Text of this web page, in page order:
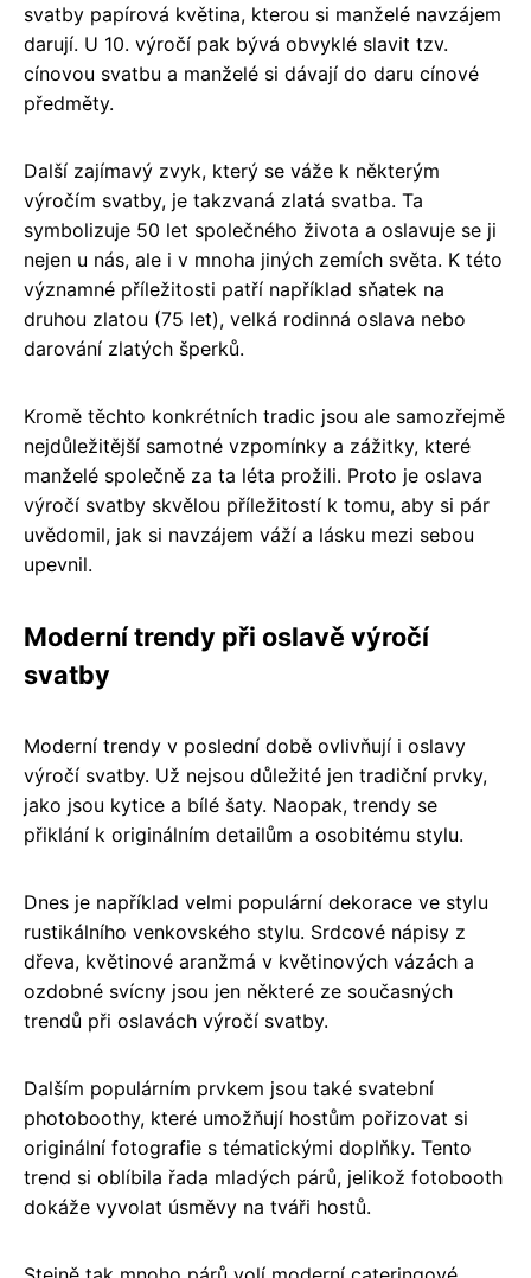
svatby papírová květina, kterou si manželé navzájem
darují. U 10. výročí pak bývá obvyklé slavit tzv.
cínovou svatbu a manželé si dávají do daru cínové
předměty.
Další zajímavý zvyk, který se váže k některým
výročím svatby, je takzvaná zlatá svatba. Ta
symbolizuje 50 let společného života a oslavuje se ji
nejen u nás, ale i v mnoha jiných zemích světa. K této
významné příležitosti patří například sňatek na
druhou zlatou (75 let), velká rodinná oslava nebo
darování zlatých šperků.
Kromě těchto konkrétních tradic jsou ale samozřejmě
nejdůležitější samotné vzpomínky a zážitky, které
manželé společně za ta léta prožili. Proto je oslava
výročí svatby skvělou příležitostí k tomu, aby si pár
uvědomil, jak si navzájem váží a lásku mezi sebou
upevnil.
Moderní trendy při oslavě výročí
svatby
Moderní trendy v poslední době ovlivňují i oslavy
výročí svatby. Už nejsou důležité jen tradiční prvky,
jako jsou kytice a bílé šaty. Naopak, trendy se
přiklání k originálním detailům a osobitému stylu.
Dnes je například velmi populární dekorace ve stylu
rustikálního venkovského stylu. Srdcové nápisy z
dřeva, květinové aranžmá v květinových vázách a
ozdobné svícny jsou jen některé ze současných
trendů při oslavách výročí svatby.
Dalším populárním prvkem jsou také svatební
photoboothy, které umožňují hostům pořizovat si
originální fotografie s tématickými doplňky. Tento
trend si oblíbila řada mladých párů, jelikož fotobooth
dokáže vyvolat úsměvy na tváři hostů.